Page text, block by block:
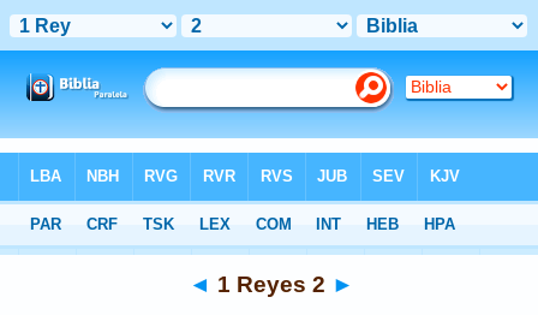
> 1 Reyes 2
◄ 1 Reyes 2 ►